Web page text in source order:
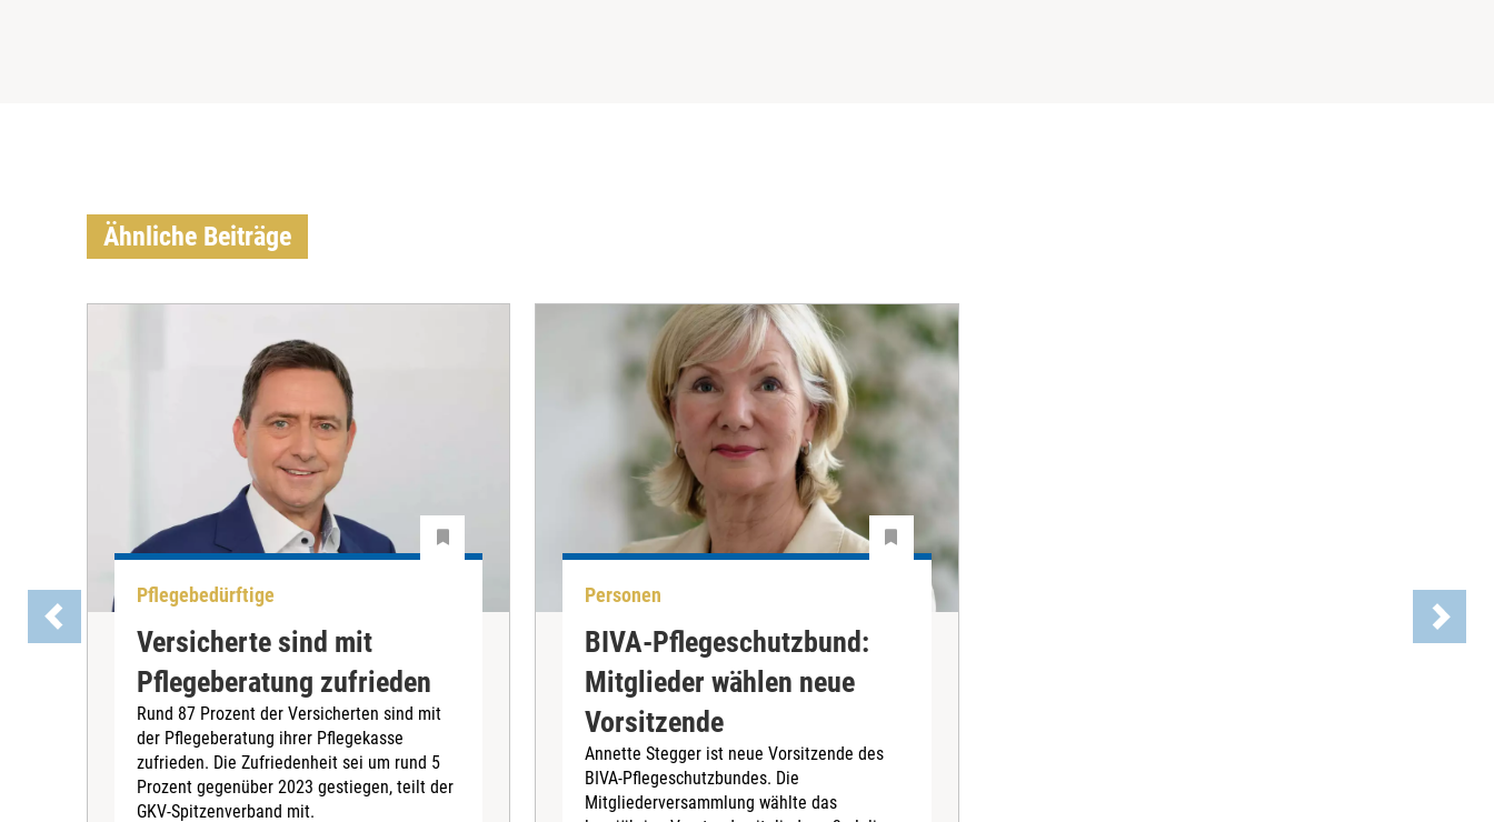
Ähnliche Beiträge
Pflegebedürftige
Versicherte sind mit
Pflegeberatung zufrieden
Rund 87 Prozent der Versicherten sind mit
der Pflegeberatung ihrer Pflegekasse
zufrieden. Die Zufriedenheit sei um rund 5
Prozent gegenüber 2023 gestiegen, teilt der
GKV-Spitzenverband mit.
Personen
BIVA-Pflegeschutzbund:
Mitglieder wählen neue
Vorsitzende
Annette Stegger ist neue Vorsitzende des
BIVA-Pflegeschutzbundes. Die
Mitgliederversammlung wählte das